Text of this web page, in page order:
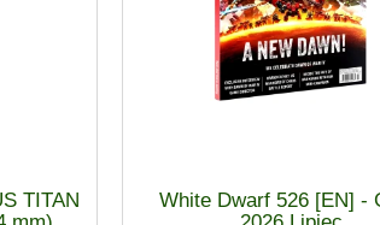
-
Warhammer 40 000 Space
PRIMARIS TECHMARINE - 48-
127,00 zł
do koszyka
TITAN
White Dwarf 526 [EN] -